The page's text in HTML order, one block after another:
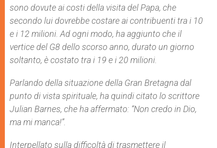
sono dovute ai costi della visita del Papa, che
secondo lui dovrebbe costare ai contribuenti tra i 10
e i 12 milioni. Ad ogni modo, ha aggiunto che il
vertice del G8 dello scorso anno, durato un giorno
soltanto, è costato tra i 19 e i 20 milioni.
Parlando della situazione della Gran Bretagna dal
punto di vista spirituale, ha quindi citato lo scrittore
Julian Barnes, che ha affermato: “Non credo in Dio,
ma mi manca!”.
Interpellato sulla difficoltà di trasmettere il